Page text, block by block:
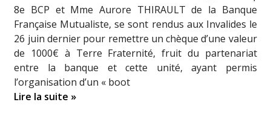
8e BCP et Mme Aurore THIRAULT de la Banque
Française Mutualiste, se sont rendus aux Invalides le
26 juin dernier pour remettre un chèque d’une valeur
de 1000€ à Terre Fraternité, fruit du partenariat
entre la banque et cette unité, ayant permis
l’organisation d’un « boot
Lire la suite »